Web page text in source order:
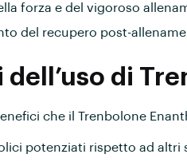
forza e del vigoroso
del recupero post-
dell’uso di
che il Trenbolone
potenziati rispetto ad altri